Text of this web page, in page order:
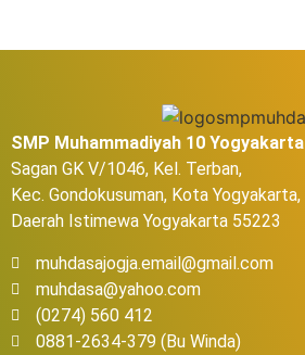
SMP Muhammadiyah 10 Yogyakarta
Sagan GK V/1046, Kel. Terban,
Kec. Gondokusuman, Kota Yogyakarta,
Daerah Istimewa Yogyakarta 55223
muhdasajogja.email@gmail.com
muhdasa@yahoo.com
(0274) 560 412
0881-2634-379 (Bu Winda)